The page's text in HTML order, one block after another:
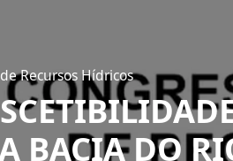
Recursos Hídricos
BACIA DO